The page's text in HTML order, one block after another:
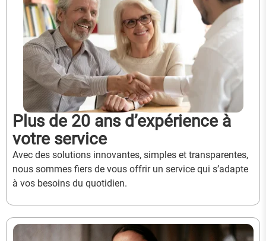
Plus de 20 ans d’expérience à
votre service
Avec des solutions innovantes, simples et transparentes,
nous sommes fiers de vous offrir un service qui s’adapte
à vos besoins du quotidien.